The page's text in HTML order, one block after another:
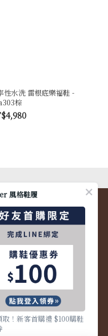
性水洗 雷根底樂福鞋 -
棕
風格鞋履
取！新客首購禮 $100購鞋